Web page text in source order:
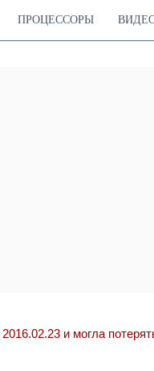
ПРОЦЕССОРЫ
и могла